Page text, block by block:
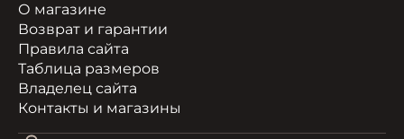
О магазине
Возврат и гарантии
Правила сайта
Таблица размеров
Владелец сайта
Контакты и магазины